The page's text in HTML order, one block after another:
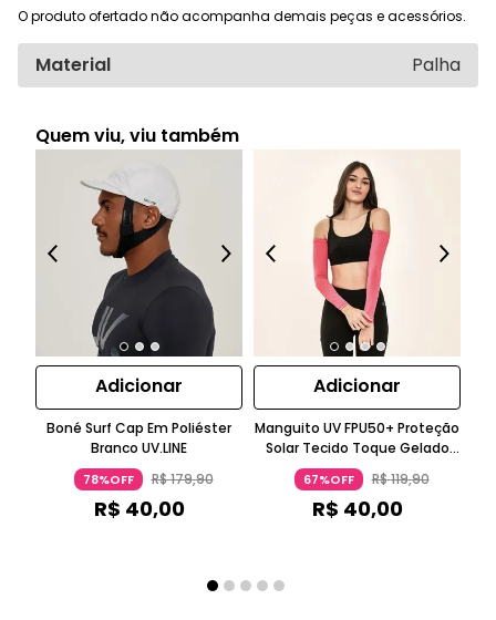
O produto ofertado não acompanha demais peças e acessórios.
Material Palha
Quem viu, viu também
Adicionar
Boné Surf Cap Em Poliéster
Branco UV.LINE
78%OFF R$179,90
R$ 40,00
Adicionar
Manguito UV FPU50+ Proteção
Solar Tecido Toque Gelado
Pink UV.LINE
67%OFF R$119,90
R$ 40,00